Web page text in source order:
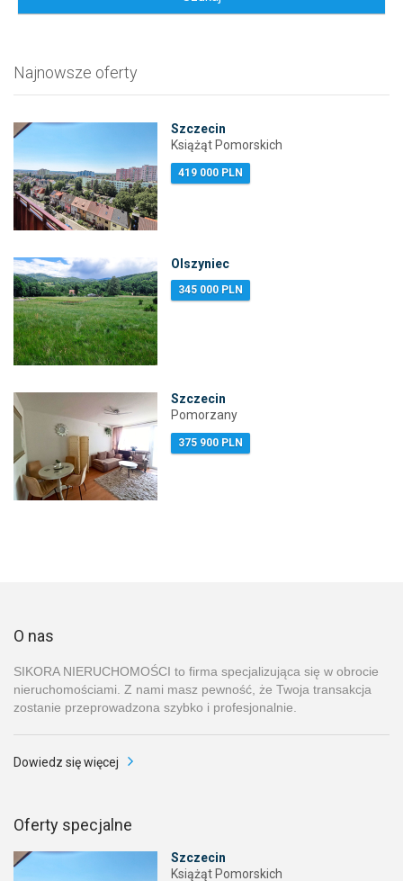
Najnowsze oferty
Szczecin
Książąt Pomorskich
419 000 PLN
Olszyniec
345 000 PLN
Szczecin
Pomorzany
375 900 PLN
O nas
SIKORA NIERUCHOMOŚCI to firma specjalizująca się w obrocie
nieruchomościami. Z nami masz pewność, że Twoja transakcja
zostanie przeprowadzona szybko i profesjonalnie.
Dowiedz się więcej
Oferty specjalne
Szczecin
Książąt Pomorskich